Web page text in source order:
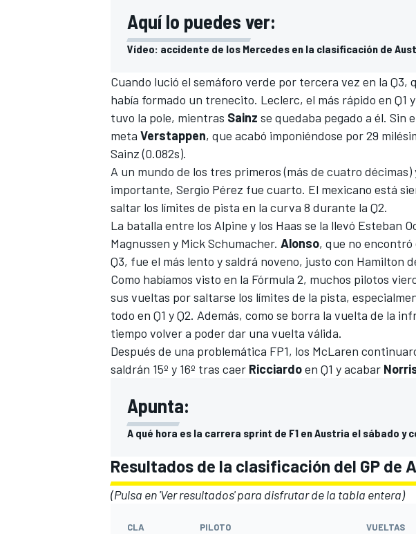
Aquí lo puedes ver:
Vídeo: accidente de los Mercedes en la clasificación de
Cuando lució el semáforo verde por tercera vez en la Q3,
había formado un trenecito. Leclerc, el más rápido en Q1
tuvo la pole, mientras Sainz se quedaba pegado a él. Sin
meta Verstappen, que acabó imponiéndose por 29
Sainz (0.082s).
A un mundo de los tres primeros (más de cuatro décimas)
importante, Sergio Pérez fue cuarto. El mexicano está
saltar los límites de pista en la curva 8 durante la Q2.
La batalla entre los Alpine y los Haas se la llevó Esteban
Magnussen y Mick Schumacher. Alonso, que no
Q3, fue el más lento y saldrá noveno, justo con Hamilton
Como habíamos visto en la Fórmula 2, muchos pilotos
sus vueltas por saltarse los límites de la pista,
todo en Q1 y Q2. Además, como se borra la vuelta de la
tiempo volver a poder dar una vuelta válida.
Después de una problemática FP1, los McLaren
saldrán 15º y 16º tras caer Ricciardoen Q1 y acabar
Apunta:
A qué hora es la carrera sprint de F1 en Austria el sábado y
Resultados de la clasificación del GP de
(Pulsa en 'Ver resultados' para disfrutar de la tabla entera)
CLA PILOTO VUELTAS